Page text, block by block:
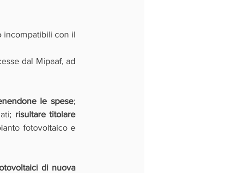
incompatibili con il
dal Mipaaf, ad
le spese;
risultare titolare
fotovoltaico e
di nuova